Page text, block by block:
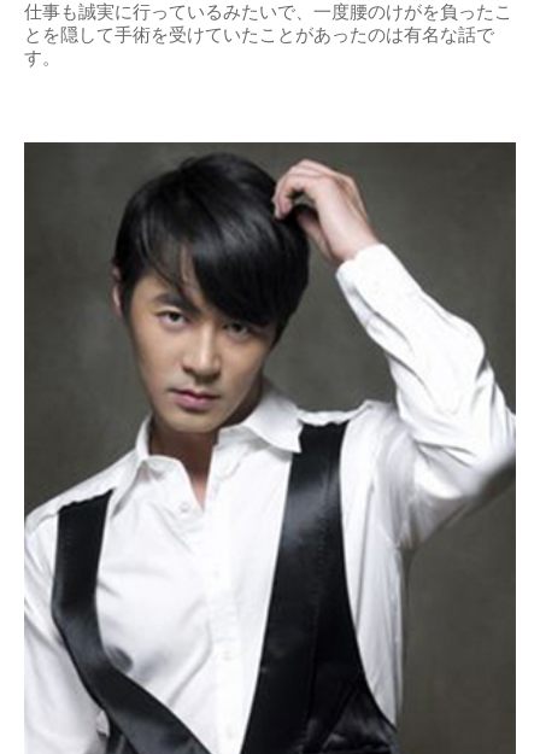
仕事も誠実に行っているみたいで、一度腰のけがを負ったこ
とを隠して手術を受けていたことがあったのは有名な話で
す。